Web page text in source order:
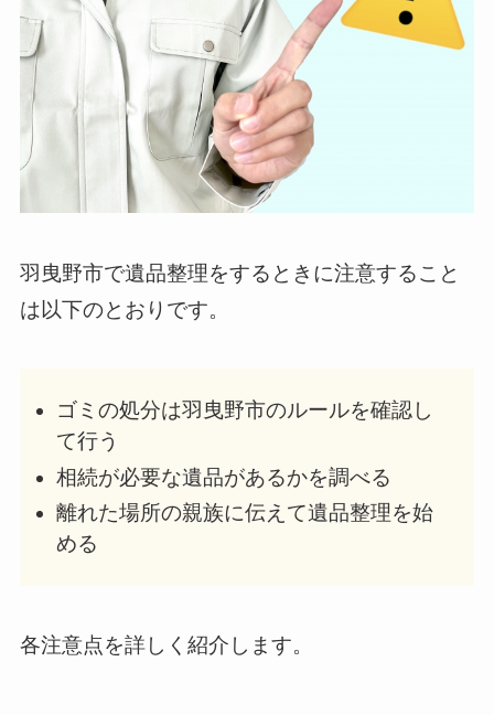
羽曳野市で遺品整理をするときに注意すること
は以下のとおりです。
ゴミの処分は羽曳野市のルールを確認し
て行う
相続が必要な遺品があるかを調べる
離れた場所の親族に伝えて遺品整理を始
める
各注意点を詳しく紹介します。